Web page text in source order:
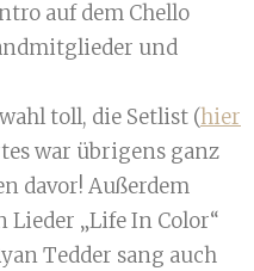
auf dem Chello
und
toll, die Setlist (hier
war übrigens ganz
davor! Außerdem
Lieder „Life In Color“
Tedder sang auch